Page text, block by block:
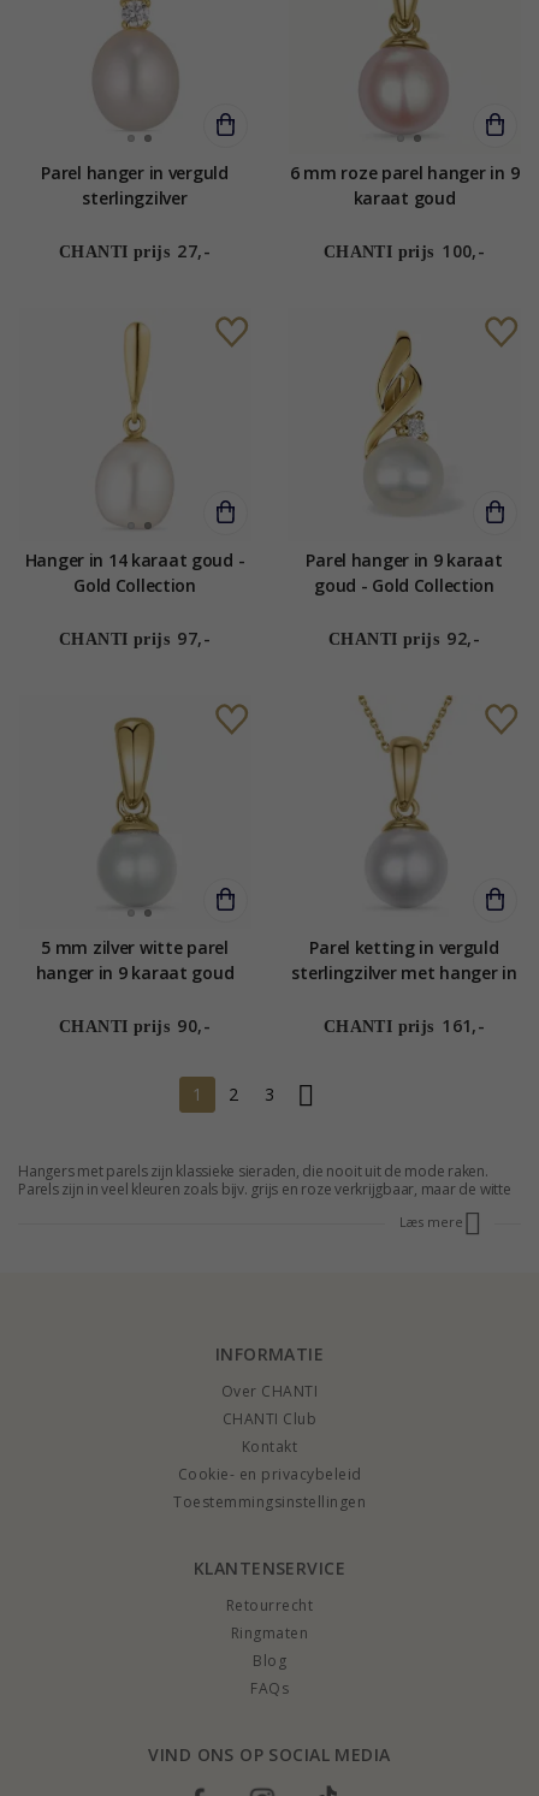
Parel hanger in verguld
sterlingzilver
CHANTI prijs 27,-
6 mm roze parel hanger in 9
karaat goud
CHANTI prijs 100,-
Hanger in 14 karaat goud -
Gold Collection
CHANTI prijs 97,-
Parel hanger in 9 karaat
goud - Gold Collection
CHANTI prijs 92,-
5 mm zilver witte parel
hanger in 9 karaat goud
CHANTI prijs 90,-
Parel ketting in verguld
sterlingzilver met hanger in
CHANTI prijs 161,-
1 2 3
Hangers met parels zijn klassieke sieraden, die nooit uit de mode raken.
Parels zijn in veel kleuren zoals bijv. grijs en roze verkrijgbaar, maar de witte
gelegenheden, maar kunnen ook prima in het alledaagse leven gebruikt
Welke parelhanger moet ik kiezen?
Læs mere
INFORMATIE
Over CHANTI
CHANTI Club
Kontakt
Cookie- en privacybeleid
Toestemmingsinstellingen
KLANTENSERVICE
Retourrecht
Ringmaten
Blog
FAQs
VIND ONS OP SOCIAL MEDIA